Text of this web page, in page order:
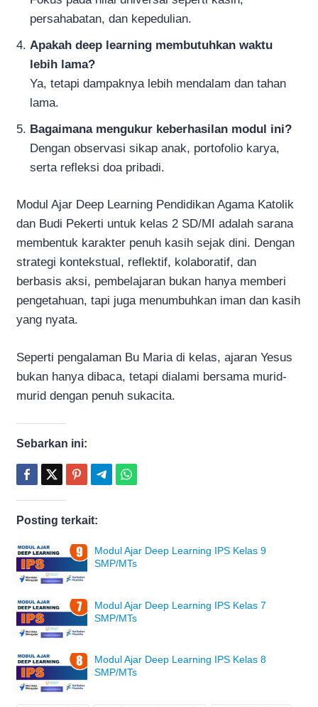
persahabatan, dan kepedulian.
Apakah deep learning membutuhkan waktu
lebih lama?
Ya, tetapi dampaknya lebih mendalam dan tahan
lama.
Bagaimana mengukur keberhasilan modul ini?
Dengan observasi sikap anak, portofolio karya,
serta refleksi doa pribadi.
Modul Ajar Deep Learning Pendidikan Agama Katolik
dan Budi Pekerti untuk kelas 2 SD/MI adalah sarana
membentuk karakter penuh kasih sejak dini. Dengan
strategi kontekstual, reflektif, kolaboratif, dan
berbasis aksi, pembelajaran bukan hanya memberi
pengetahuan, tapi juga menumbuhkan iman dan kasih
yang nyata.
Seperti pengalaman Bu Maria di kelas, ajaran Yesus
bukan hanya dibaca, tetapi dialami bersama murid-
murid dengan penuh sukacita.
Sebarkan ini:
Posting terkait:
Modul Ajar Deep Learning IPS Kelas 9
SMP/MTs
Modul Ajar Deep Learning IPS Kelas 7
SMP/MTs
Modul Ajar Deep Learning IPS Kelas 8
SMP/MTs